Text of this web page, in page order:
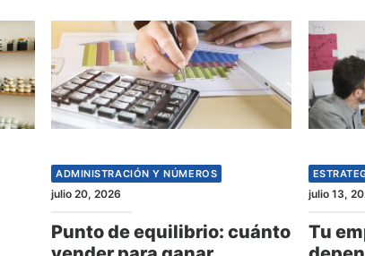
ADMINISTRACIÓN Y NÚMEROS
julio 20, 2026
Punto de equilibrio: cuánto
julio 13,
Tu